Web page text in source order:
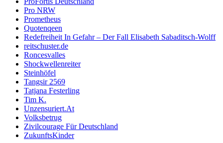
Pro NRW
Prometheus
Quotenqeen
Redefreiheit In Gefahr – Der Fall Elisabeth Sabaditsch-Wolff
reitschuster.de
Roncesvalles
Shockwellenreiter
Steinhöfel
Tangsir 2569
Tatjana Festerling
Tim K.
Unzensuriert.At
Volksbetrug
Zivilcourage Für Deutschland
ZukunftsKinder